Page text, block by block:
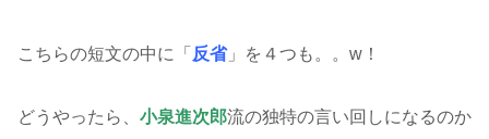
こちらの短文の中に「 反省」を４つも。。w！
どうやったら、 小泉進次郎流の独特の言い回しになるのか